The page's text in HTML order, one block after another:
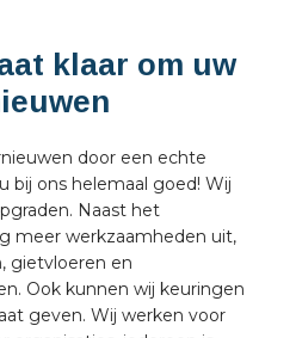
klaar om uw
door een echte
bij ons helemaal goed! Wij
Naast het
meer werkzaamheden uit,
gietvloeren en
Ook kunnen wij keuringen
geven. Wij werken voor